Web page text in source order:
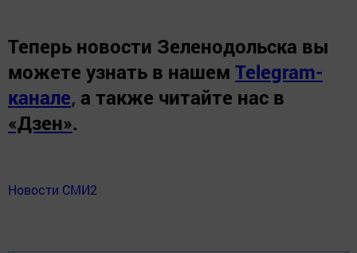
Теперь новости Зеленодольска вы
можете узнать в нашем Telegram-
канале, а также читайте нас в
«Дзен».
Новости СМИ2